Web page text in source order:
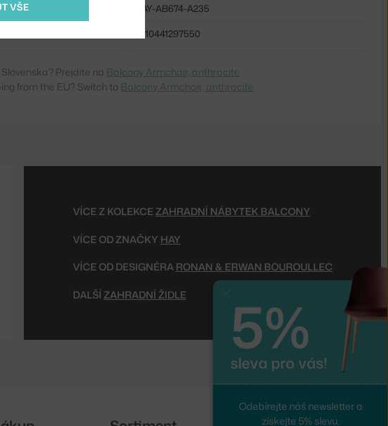
HAY-AB674-A235
5710441297550
Prejdite na Balcony Armchair, anthracite
from the EU? Switch to Balcony Armchair, anthracite
VÍCE Z KOLEKCE ZAHRADNÍ NÁBYTEK BALCONY
VÍCE OD ZNAČKY HAY
VÍCE OD DESIGNÉRA RONAN & ERWAN BOUROULLEC
DALŠÍ ZAHRADNÍ ŽIDLE
VŠE
5%
sleva pro vás!
Odebírejte náš newsletter a
získejte 5% slevu.